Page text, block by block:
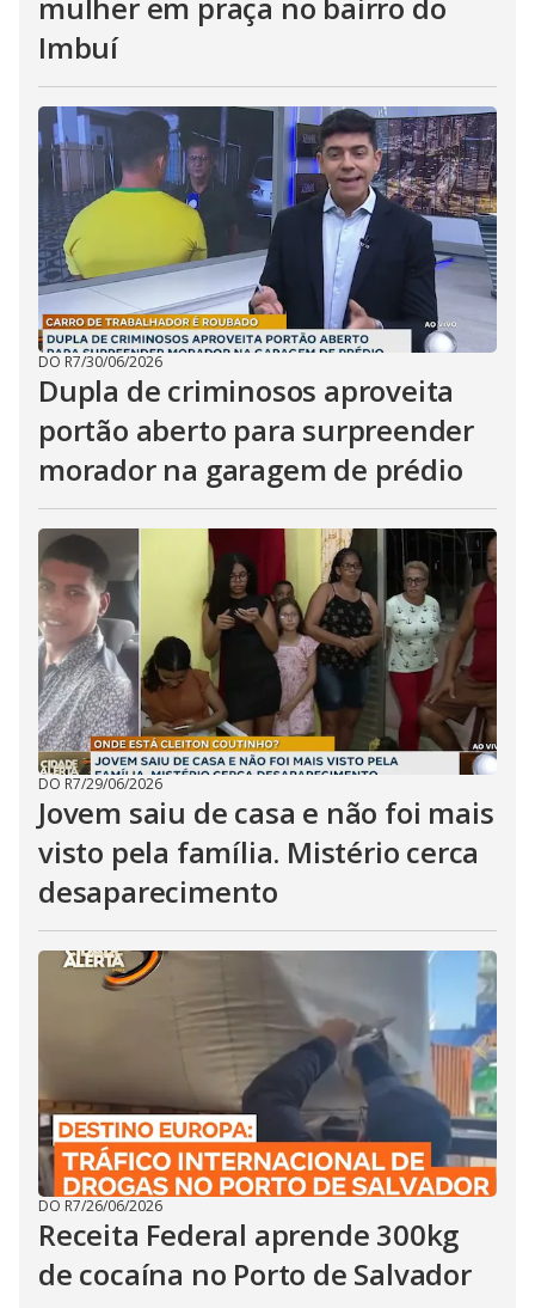
Imbuí
DO R7/30/06/2026
Dupla de criminosos aproveita
portão aberto para surpreender
morador na garagem de prédio
DO R7/29/06/2026
Jovem saiu de casa e não foi mais
visto pela família. Mistério cerca
desaparecimento
DO R7/26/06/2026
Receita Federal aprende 300kg
de cocaína no Porto de Salvador